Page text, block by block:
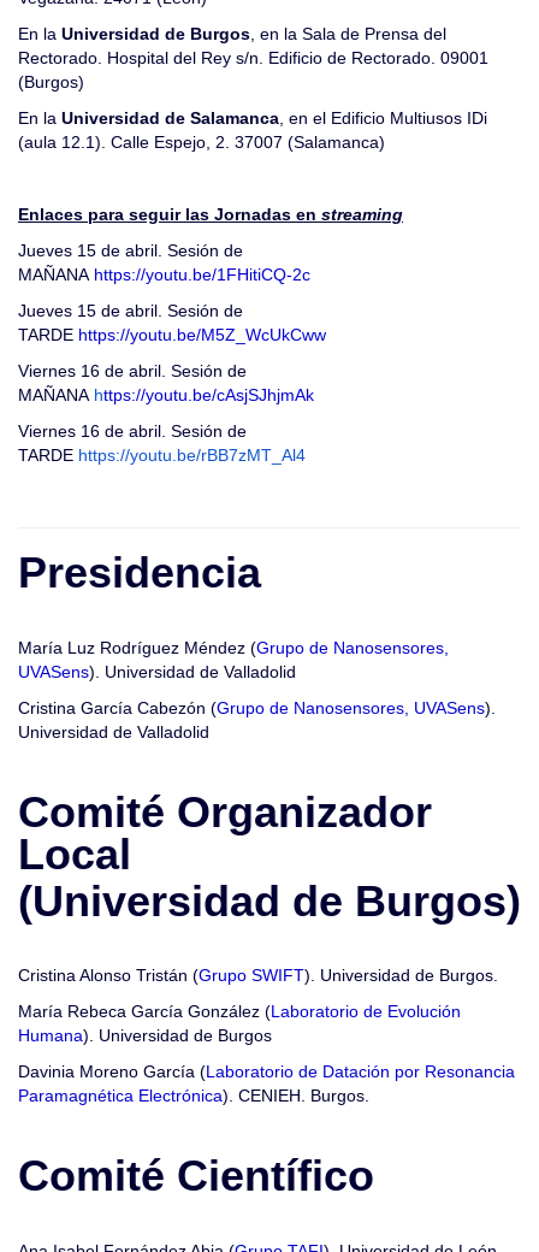
En la Universidad de Burgos, en la Sala de Prensa del
Rectorado. Hospital del Rey s/n. Edificio de Rectorado. 09001
(Burgos)
En la Universidad de Salamanca, en el Edificio Multiusos IDi
(aula 12.1). Calle Espejo, 2. 37007 (Salamanca)
Enlaces para seguir las Jornadas en streaming
Jueves 15 de abril. Sesión de
MAÑANA https://youtu.be/1FHitiCQ-2c
Jueves 15 de abril. Sesión de
TARDE https://youtu.be/M5Z_WcUkCww
Viernes 16 de abril. Sesión de
MAÑANA https://youtu.be/cAsjSJhjmAk
Viernes 16 de abril. Sesión de
TARDE https://youtu.be/rBB7zMT_Al4
Presidencia
María Luz Rodríguez Méndez (Grupo de Nanosensores,
UVASens). Universidad de Valladolid
Cristina García Cabezón (Grupo de Nanosensores, UVASens).
Universidad de Valladolid
Comité Organizador
Local
(Universidad de Burgos)
Cristina Alonso Tristán (Grupo SWIFT). Universidad de Burgos.
María Rebeca García González (Laboratorio de Evolución
Humana). Universidad de Burgos
Davinia Moreno García (Laboratorio de Datación por Resonancia
Paramagnética Electrónica). CENIEH. Burgos.
Comité Científico